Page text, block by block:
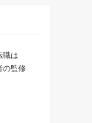
職は
の監修